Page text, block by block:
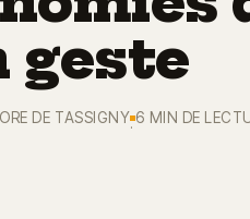
geste
DE TASSIGNY
·
6 MIN DE